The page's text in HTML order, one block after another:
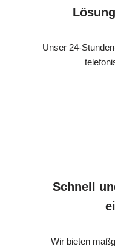
Unser 24-
Schnell
Wir bieten